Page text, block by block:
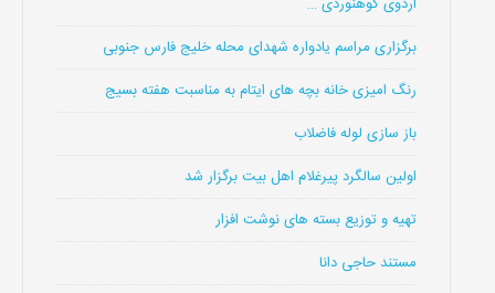
برگزاری مراسم یادواره شهدای محله خلیج فارس جنوبی
رنگ امیزی خانه بچه های ایتام به مناسبت هفته بسیج
باز سازی لوله فاضلاب
اولین سالگرد پیرغلام اهل بیت برگزار شد
تهیه و توزیع بسته های نوشت افزار
مستند حاجی دانا